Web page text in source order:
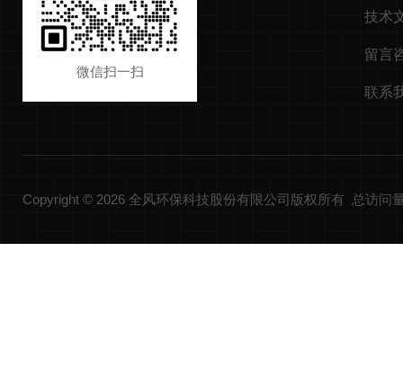
微信扫一扫
技术
留言
联系
Copyright © 2026 全风环保科技股份有限公司版权所有 总访问